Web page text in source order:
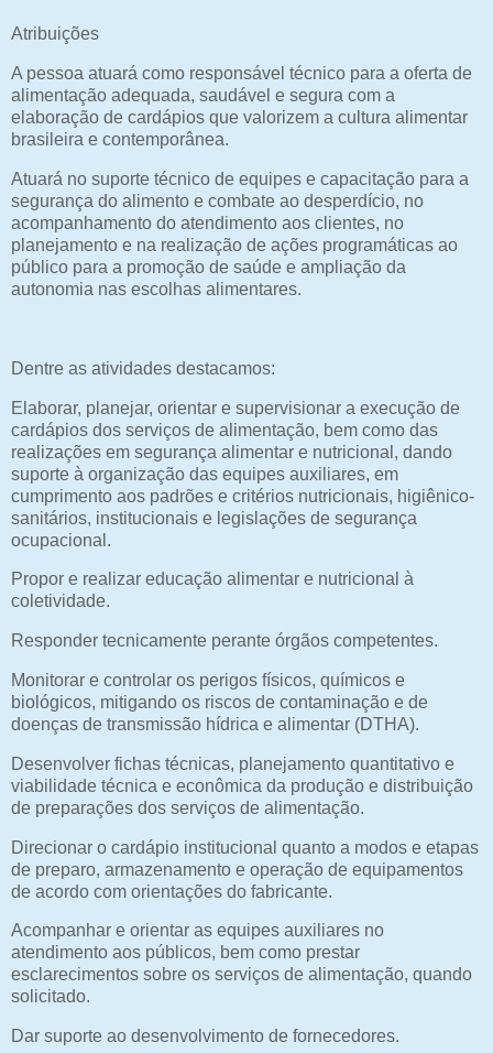
Atribuições
A pessoa atuará como responsável técnico para a oferta de
alimentação adequada, saudável e segura com a
elaboração de cardápios que valorizem a cultura alimentar
brasileira e contemporânea.
Atuará no suporte técnico de equipes e capacitação para a
segurança do alimento e combate ao desperdício, no
acompanhamento do atendimento aos clientes, no
planejamento e na realização de ações programáticas ao
público para a promoção de saúde e ampliação da
autonomia nas escolhas alimentares.
Dentre as atividades destacamos:
Elaborar, planejar, orientar e supervisionar a execução de
cardápios dos serviços de alimentação, bem como das
realizações em segurança alimentar e nutricional, dando
suporte à organização das equipes auxiliares, em
cumprimento aos padrões e critérios nutricionais, higiênico-
sanitários, institucionais e legislações de segurança
ocupacional.
Propor e realizar educação alimentar e nutricional à
coletividade.
Responder tecnicamente perante órgãos competentes.
Monitorar e controlar os perigos físicos, químicos e
biológicos, mitigando os riscos de contaminação e de
doenças de transmissão hídrica e alimentar (DTHA).
Desenvolver fichas técnicas, planejamento quantitativo e
viabilidade técnica e econômica da produção e distribuição
de preparações dos serviços de alimentação.
Direcionar o cardápio institucional quanto a modos e etapas
de preparo, armazenamento e operação de equipamentos
de acordo com orientações do fabricante.
Acompanhar e orientar as equipes auxiliares no
atendimento aos públicos, bem como prestar
esclarecimentos sobre os serviços de alimentação, quando
solicitado.
Dar suporte ao desenvolvimento de fornecedores.